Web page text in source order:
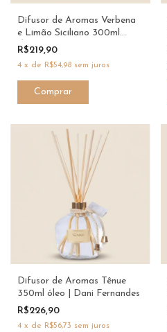
Difusor de Aromas Verbena
e Limão Siciliano 300ml
Óleo - Dani Fernandes
R$219,90
4 x de R$54,98 sem juros
Difusor de Aromas Tênue
350ml óleo | Dani Fernandes
R$226,90
4 x de R$56,73 sem juros